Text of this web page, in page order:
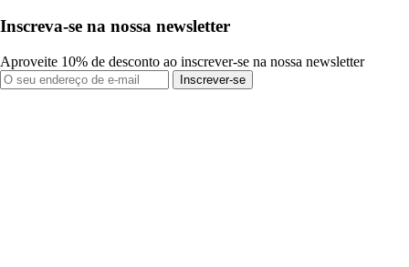
Inscreva-se na nossa newsletter
Aproveite 10% de desconto ao inscrever-se na nossa newsletter
Inscrever-se